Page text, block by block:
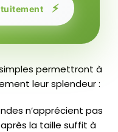
⚡
permettront à
leur splendeur :
n’apprécient pas
après la taille suffit à